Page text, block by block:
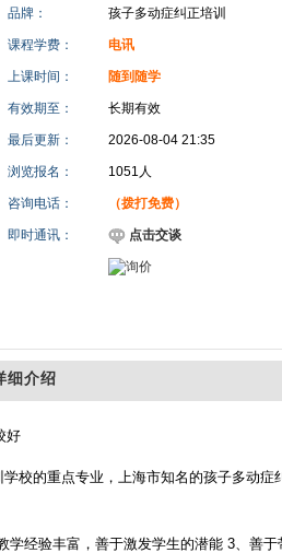
品牌： 孩子多动症纠正培训
课程学费： 电讯
上课时间： 随到随学
有效期至： 长期有效
最后更新： 2026-08-04 21:35
浏览报名： 1051人
咨询电话： （拨打免费）
即时通讯： 点击交谈
细介绍
好
校的重点专业，上海市知名的孩子多动
学经验丰富，善于激发学生的潜能 3、善